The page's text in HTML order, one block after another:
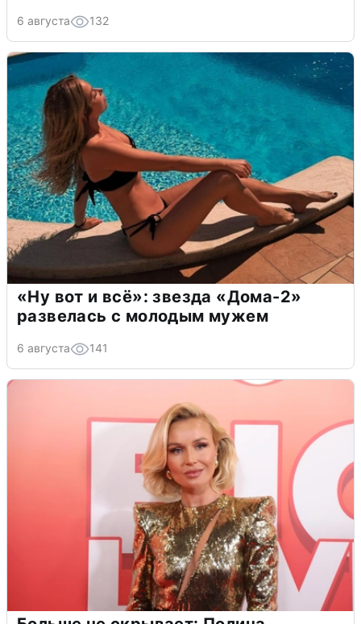
6 августа 132
«Ну вот и всё»: звезда «Дома-2»
развелась с молодым мужем
6 августа 141